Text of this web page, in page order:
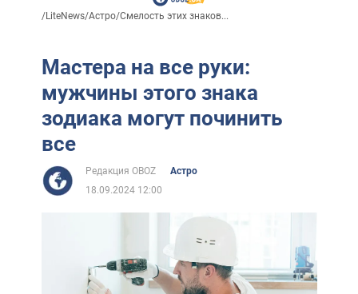
/LiteNews/Астро/Смелость этих знаков...
Мастера на все руки:
мужчины этого знака
зодиака могут починить
все
Редакция OBOZ
Астро
18.09.2024 12:00